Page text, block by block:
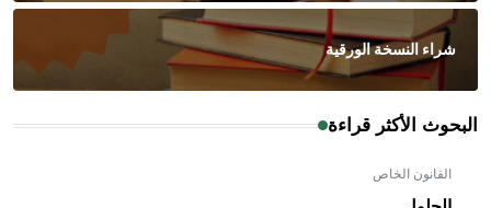
شراء النسخة الورقية
البحوث الأكثر قراءة
القانون الخاص